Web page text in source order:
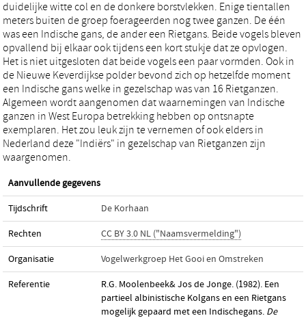
duidelijke witte col en de donkere borstvlekken. Enige tientallen
meters buiten de groep foerageerden nog twee ganzen. De één
was een Indische gans, de ander een Rietgans. Beide vogels bleven
opvallend bij elkaar ook tijdens een kort stukje dat ze opvlogen.
Het is niet uitgesloten dat beide vogels een paar vormden. Ook in
de Nieuwe Keverdijkse polder bevond zich op hetzelfde moment
een Indische gans welke in gezelschap was van 16 Rietganzen.
Algemeen wordt aangenomen dat waarnemingen van Indische
ganzen in West Europa betrekking hebben op ontsnapte
exemplaren. Het zou leuk zijn te vernemen of ook elders in
Nederland deze "Indiërs" in gezelschap van Rietganzen zijn
waargenomen.
Aanvullende gegevens
Tijdschrift De Korhaan
Rechten CC BY 3.0 NL ("Naamsvermelding")
Organisatie Vogelwerkgroep Het Gooi en Omstreken
Referentie
R.G. Moolenbeek& Jos de Jonge. (1982). Een
partieel albinistische Kolgans en een Rietgans
mogelijk gepaard met een Indischegans. De